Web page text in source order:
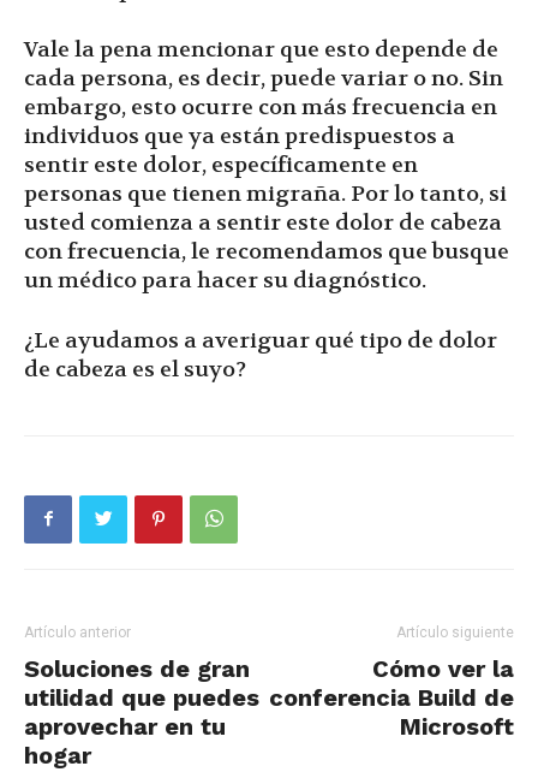
Vale la pena mencionar que esto depende de
cada persona, es decir, puede variar o no. Sin
embargo, esto ocurre con más frecuencia en
individuos que ya están predispuestos a
sentir este dolor, específicamente en
personas que tienen migraña. Por lo tanto, si
usted comienza a sentir este dolor de cabeza
con frecuencia, le recomendamos que busque
un médico para hacer su diagnóstico.
¿Le ayudamos a averiguar qué tipo de dolor
de cabeza es el suyo?
Artículo anterior
Soluciones de gran
utilidad que puedes
aprovechar en tu
hogar
Artículo siguiente
Cómo ver la
conferencia Build de
Microsoft